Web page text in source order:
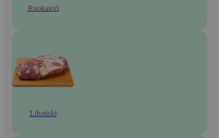
Ruokatori
Lihatiski